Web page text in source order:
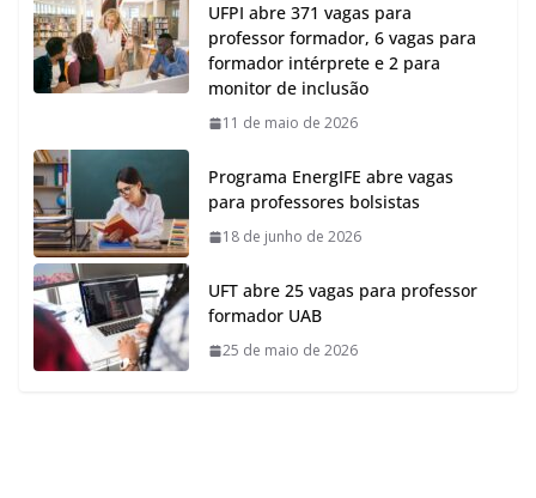
UFPI abre 371 vagas para
professor formador, 6 vagas para
formador intérprete e 2 para
monitor de inclusão
11 de maio de 2026
Programa EnergIFE abre vagas
para professores bolsistas
18 de junho de 2026
UFT abre 25 vagas para professor
formador UAB
25 de maio de 2026